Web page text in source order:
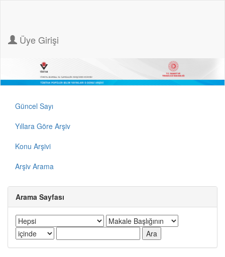
Üye Girişi
Güncel Sayı
Yıllara Göre Arşiv
Konu Arşivi
Arşiv Arama
Arama Sayfası